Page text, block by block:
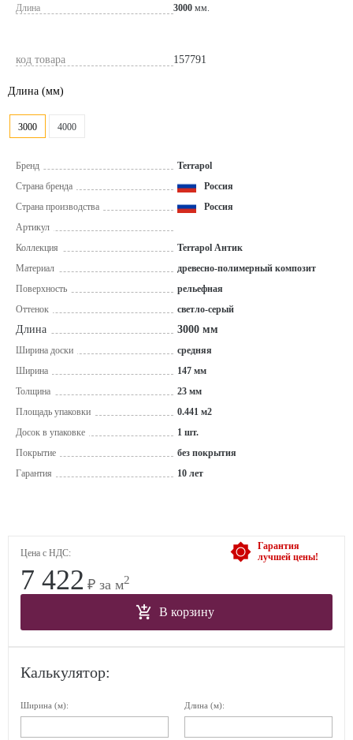
Длина
3000 мм.
код товара 157791
Длина (мм)
3000 4000
Бренд
Terrapol
Страна бренда
Россия
Страна производства
Россия
Артикул
Коллекция
Terrapol Антик
Материал
древесно-полимерный композит
Поверхность
рельефная
Оттенок
светло-серый
Длина 3000 мм
Ширина доски
средняя
Ширина
147 мм
Толщина
23 мм
Площадь упаковки
0.441 м2
Досок в упаковке
1 шт.
Покрытие
без покрытия
Гарантия
10 лет
Гарантия
лучшей цены!
Цена с НДС:
7 422 ₽ за м2
В корзину
Калькулятор:
Ширина (м): Длина (м):